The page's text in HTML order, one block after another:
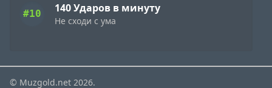
#10 140 Ударов в минуту
Не сходи с ума
© Muzgold.net 2026.